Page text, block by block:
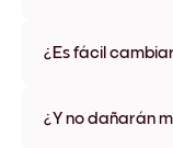
disponibles en
¿Es fácil
ningún daño
¿Y no dañarán